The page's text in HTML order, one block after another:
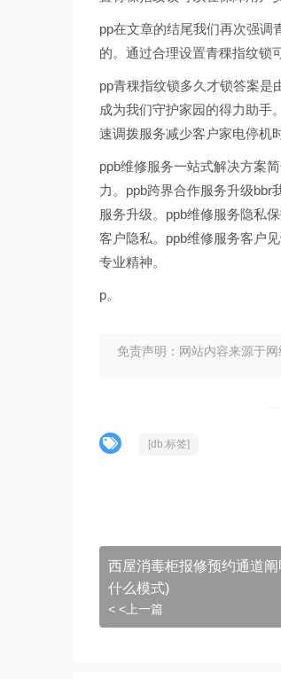
pp在文章的结尾我们再次强调
的。通过合理设置青稞指纹锁
pp青稞指纹锁多久才锁答案是
成为我们守护家园的得力助手
速调拨服务减少客户家电停机
ppb维修服务一站式解决方案
力。ppb跨界合作服务升级bbr
服务升级。ppb维修服务隐私
客户隐私。ppb维修服务客户
专业精神。
p。
免责声明：网站内容来源于
[db:标签]
西屋消毒柜报修预约通道
什么模式)
< <上一篇